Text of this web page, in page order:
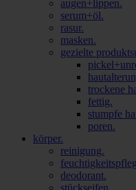
augen+lippen.
serum+öl.
rasur.
masken.
gezielte
trockene
fettig.
stumpfe
poren.
körper.
reinigung.
deodorant.
stückseifen.